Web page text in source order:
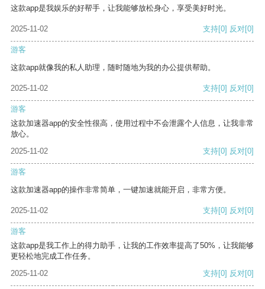
这款app是我娱乐的好帮手，让我能够放松身心，享受美好时光。
2025-11-02 支持[0] 反对[0]
游客
这款app就像我的私人助理，随时随地为我的办公提供帮助。
2025-11-02 支持[0] 反对[0]
游客
这款加速器app的安全性很高，使用过程中不会泄露个人信息，让我非常
放心。
2025-11-02
支持[0] 反对[0]
游客
这款加速器app的操作非常简单，一键加速就能开启，非常方便。
2025-11-02 支持[0] 反对[0]
游客
这款app是我工作上的得力助手，让我的工作效率提高了50%，让我能够
更轻松地完成工作任务。
2025-11-02
支持[0] 反对[0]